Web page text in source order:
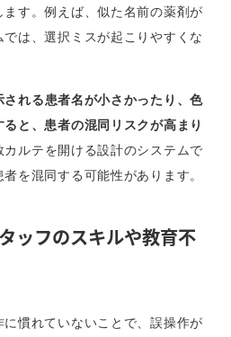
す。例えば、似た名前の薬剤が
は、選択ミスが起こりやすくな
される患者名が小さかったり、色
と、患者の混同リスクが高まり
カルテを開ける設計のシステムで
を混同する可能性があります。
ッフのスキルや教育不
慣れていないことで、誤操作が